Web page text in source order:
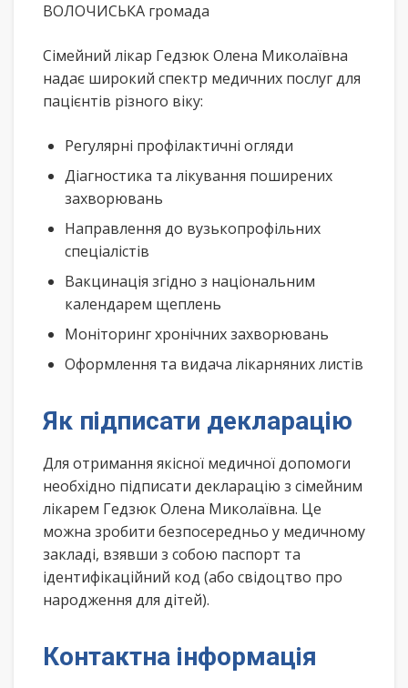
ВОЛОЧИСЬКА громада
Сімейний лікар Гедзюк Олена Миколаївна
надає широкий спектр медичних послуг для
пацієнтів різного віку:
Регулярні профілактичні огляди
Діагностика та лікування поширених
захворювань
Направлення до вузькопрофільних
спеціалістів
Вакцинація згідно з національним
календарем щеплень
Моніторинг хронічних захворювань
Оформлення та видача лікарняних листів
Як підписати декларацію
Для отримання якісної медичної допомоги
необхідно підписати декларацію з сімейним
лікарем Гедзюк Олена Миколаївна. Це
можна зробити безпосередньо у медичному
закладі, взявши з собою паспорт та
ідентифікаційний код (або свідоцтво про
народження для дітей).
Контактна інформація